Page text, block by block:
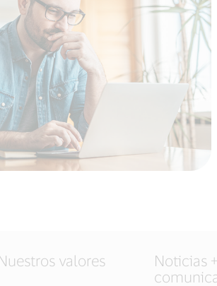
valores
Noticias